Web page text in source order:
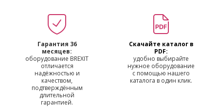
Гарантия 36
месяцев:
оборудование BREXIT
отличается
надёжностью и
качеством,
подтверждённым
длительной
гарантией.
Скачайте каталог в
PDF:
удобно выбирайте
нужное оборудование
с помощью нашего
каталога в один клик.